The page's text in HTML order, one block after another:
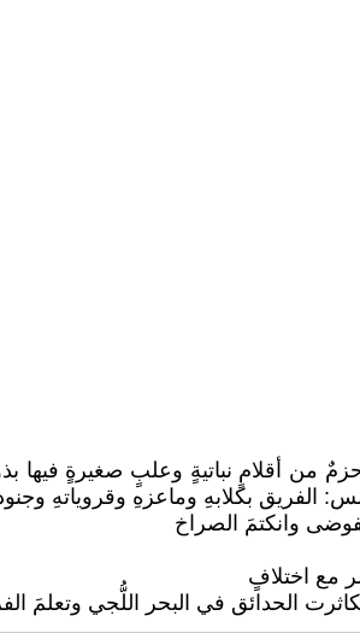
أقلامٍ نباتيةٍ وعلبٍ صغيرةٍ فيها
الفريق بكلابهِ وماعزهِ وقروياتهِ
وانكتمَ الصراخ
مع اختلافٍ
الحدائق في البحر اللُّجي وتعلمَ